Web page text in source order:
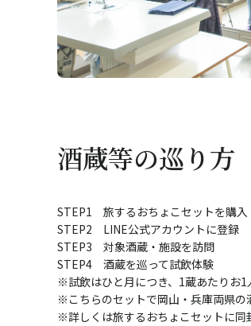
酒蔵等の巡り方
STEP1 旅するおちょこセットを購入
STEP2 LINE公式アカウントに登録
STEP3 対象酒蔵・施設を訪問
STEP4 酒蔵を巡って試飲体験
※試飲はひと月につき、1蔵あたりお1
※こちらのセットで岡山・兵庫両県の
※詳しくは旅するおちょこセットに同